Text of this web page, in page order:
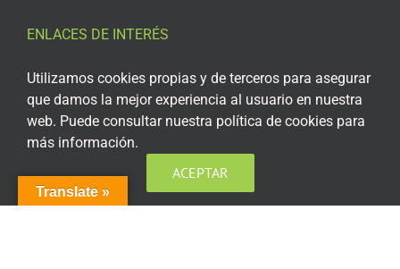
ENLACES DE INTERÉS
Aviso Legal
Política de privacidad
Política de privacidad Redes Sociales
Política de cookies
Translate »
Utilizamos cookies propias y de terceros para asegurar
que damos la mejor experiencia al usuario en nuestra
web. Puede consultar nuestra política de cookies para
más información.
ACEPTAR